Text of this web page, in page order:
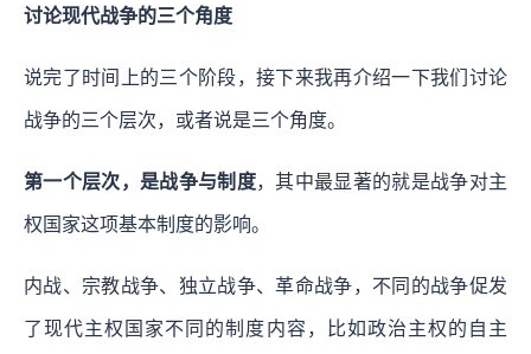
讨论现代战争的三个角度
说完了时间上的三个阶段，接下来我再介绍一下我们讨论
战争的三个层次，或者说是三个角度。
第一个层次，是战争与制度，其中最显著的就是战争对主
权国家这项基本制度的影响。
内战、宗教战争、独立战争、革命战争，不同的战争促发
了现代主权国家不同的制度内容，比如政治主权的自主